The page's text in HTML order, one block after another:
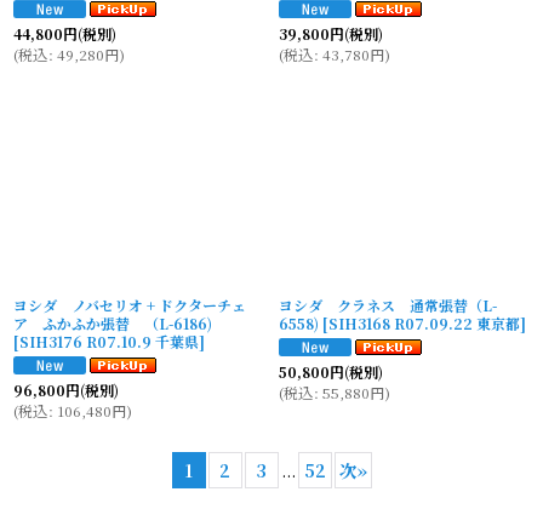
44,800円(税別)
(税込: 49,280円)
39,800円(税別)
(税込: 43,780円)
ヨシダ ノバセリオ + ドクターチェ
ア ふかふか張替 （L-6186)
[SIH3176 R07.10.9 千葉県]
96,800円(税別)
(税込: 106,480円)
ヨシダ クラネス 通常張替（L-
6558) [SIH3168 R07.09.22 東京都]
50,800円(税別)
(税込: 55,880円)
1 2 3 ... 52 次»